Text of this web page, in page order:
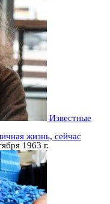
Известные
жизнь, сейчас
1963 г.